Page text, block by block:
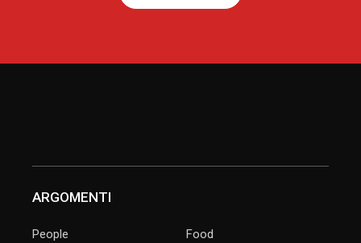
ARGOMENTI
People Food